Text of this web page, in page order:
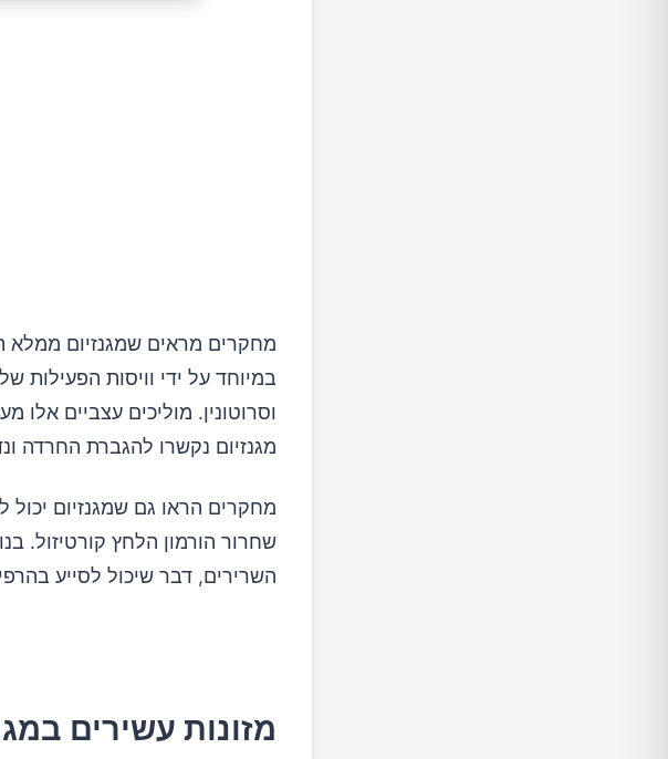
מחקרים מראים שמגנזיום ממלא
וסרוטונין. מוליכים עצביים אלו
מגנזיום נקשרו להגברת החרדה
מחקרים הראו גם שמגנזיום
שחרור הורמון הלחץ קורטיזול.
השרירים, דבר שיכול לסייע
מזונות עשירים